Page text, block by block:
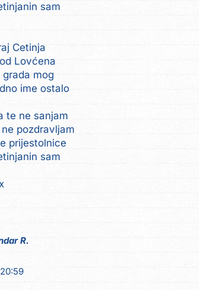
sam
Cetinja
Lovćena
mog
ime ostalo
te ne sanjam
pozdravljam
prijestolnice
sam
R.